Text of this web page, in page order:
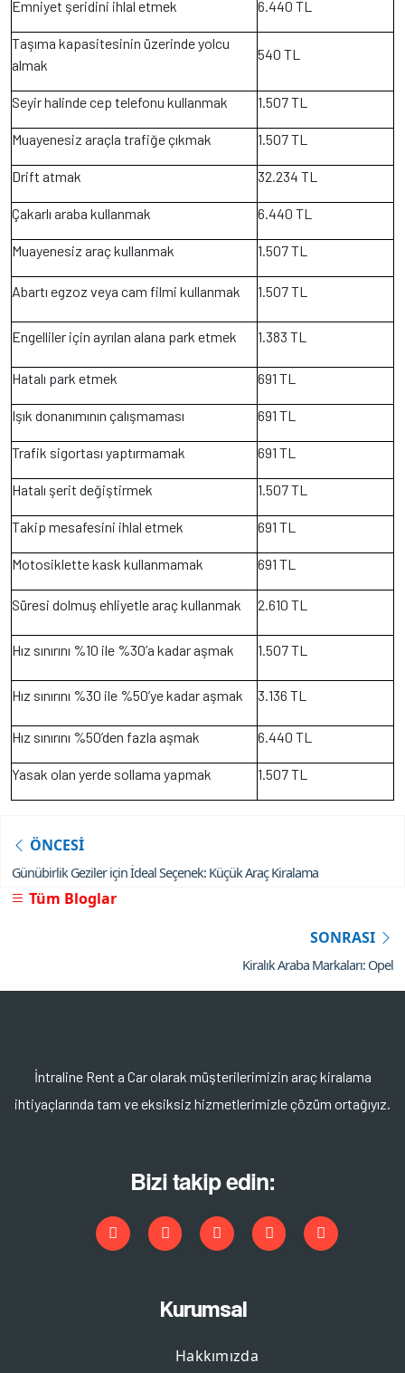
Emniyet şeridini ihlal etmek 6.440 TL
Taşıma kapasitesinin üzerinde yolcu
almak
540 TL
Seyir halinde cep telefonu kullanmak 1.507 TL
Muayenesiz araçla trafiğe çıkmak 1.507 TL
Drift atmak 32.234 TL
Çakarlı araba kullanmak 6.440 TL
Muayenesiz araç kullanmak 1.507 TL
Abartı egzoz veya cam filmi kullanmak 1.507 TL
Engelliler için ayrılan alana park etmek 1.383 TL
Hatalı park etmek 691 TL
Işık donanımının çalışmaması 691 TL
Trafik sigortası yaptırmamak 691 TL
Hatalı şerit değiştirmek 1.507 TL
Takip mesafesini ihlal etmek 691 TL
Motosiklette kask kullanmamak 691 TL
Süresi dolmuş ehliyetle araç kullanmak 2.610 TL
Hız sınırını %10 ile %30’a kadar aşmak 1.507 TL
Hız sınırını %30 ile %50’ye kadar aşmak 3.136 TL
Hız sınırını %50’den fazla aşmak 6.440 TL
Yasak olan yerde sollama yapmak 1.507 TL
ÖNCESİ
Günübirlik Geziler için İdeal Seçenek: Küçük Araç Kiralama
SONRASI
Kiralık Araba Markaları: Opel
Tüm Bloglar
İntraline Rent a Car olarak müşterilerimizin araç kiralama
ihtiyaçlarında tam ve eksiksiz hizmetlerimizle çözüm ortağıyız.
Bizi takip edin:
Kurumsal
Hakkımızda